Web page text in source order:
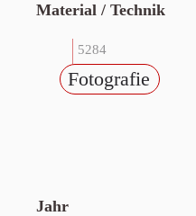
Material / Technik
5284
Fotografie
Jahr